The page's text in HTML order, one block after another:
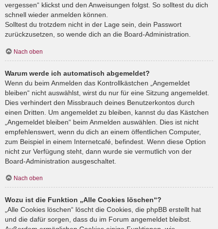
vergessen“ klickst und den Anweisungen folgst. So solltest du dich
schnell wieder anmelden können.
Solltest du trotzdem nicht in der Lage sein, dein Passwort
zurückzusetzen, so wende dich an die Board-Administration.
Nach oben
Warum werde ich automatisch abgemeldet?
Wenn du beim Anmelden das Kontrollkästchen „Angemeldet
bleiben“ nicht auswählst, wirst du nur für eine Sitzung angemeldet.
Dies verhindert den Missbrauch deines Benutzerkontos durch
einen Dritten. Um angemeldet zu bleiben, kannst du das Kästchen
„Angemeldet bleiben“ beim Anmelden auswählen. Dies ist nicht
empfehlenswert, wenn du dich an einem öffentlichen Computer,
zum Beispiel in einem Internetcafé, befindest. Wenn diese Option
nicht zur Verfügung steht, dann wurde sie vermutlich von der
Board-Administration ausgeschaltet.
Nach oben
Wozu ist die Funktion „Alle Cookies löschen“?
„Alle Cookies löschen“ löscht die Cookies, die phpBB erstellt hat
und die dafür sorgen, dass du im Forum angemeldet bleibst.